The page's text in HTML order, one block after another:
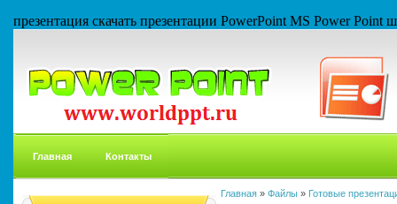
презентация скачать презентации PowerPoint MS Power
Главная Контакты
Главная » Файлы » Готовые